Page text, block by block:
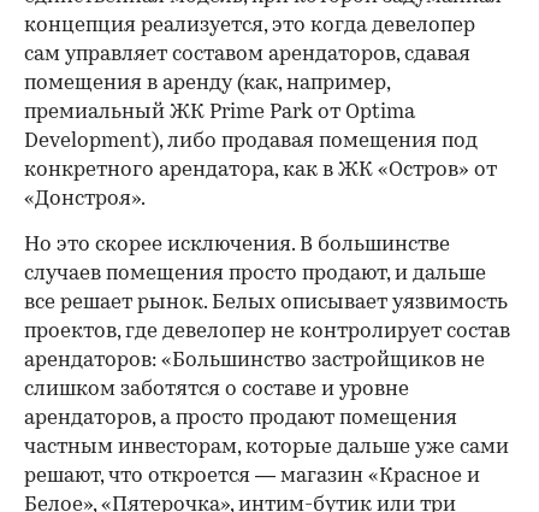
концепция реализуется, это когда девелопер
сам управляет составом арендаторов, сдавая
помещения в аренду (как, например,
премиальный ЖК Prime Park от Optima
Development), либо продавая помещения под
конкретного арендатора, как в ЖК «Остров» от
«Донстроя».
Но это скорее исключения. В большинстве
случаев помещения просто продают, и дальше
все решает рынок. Белых описывает уязвимость
проектов, где девелопер не контролирует состав
арендаторов: «Большинство застройщиков не
слишком заботятся о составе и уровне
арендаторов, а просто продают помещения
частным инвесторам, которые дальше уже сами
решают, что откроется — магазин «Красное и
Белое», «Пятерочка», интим-бутик или три